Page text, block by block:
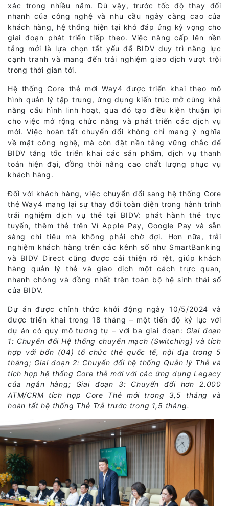
xác trong nhiều năm. Dù vậy, trước tốc độ thay đổi
nhanh của công nghệ và nhu cầu ngày càng cao của
khách hàng, hệ thống hiện tại khó đáp ứng kỳ vọng cho
giai đoạn phát triển tiếp theo. Việc nâng cấp lên nền
tảng mới là lựa chọn tất yếu để BIDV duy trì năng lực
cạnh tranh và mang đến trải nghiệm giao dịch vượt trội
trong thời gian tới.
Hệ thống Core thẻ mới Way4 được triển khai theo mô
hình quản lý tập trung, ứng dụng kiến trúc mở cùng khả
năng cấu hình linh hoạt, qua đó tạo điều kiện thuận lợi
cho việc mở rộng chức năng và phát triển các dịch vụ
mới. Việc hoàn tất chuyển đổi không chỉ mang ý nghĩa
về mặt công nghệ, mà còn đặt nền tảng vững chắc để
BIDV tăng tốc triển khai các sản phẩm, dịch vụ thanh
toán hiện đại, đồng thời nâng cao chất lượng phục vụ
khách hàng.
Đối với khách hàng, việc chuyển đổi sang hệ thống Core
thẻ Way4 mang lại sự thay đổi toàn diện trong hành trình
trải nghiệm dịch vụ thẻ tại BIDV: phát hành thẻ trực
tuyến, thêm thẻ trên Ví Apple Pay, Google Pay và sẵn
sàng chi tiêu mà không phải chờ đợi. Hơn nữa, trải
nghiệm khách hàng trên các kênh số như SmartBanking
và BIDV Direct cũng được cải thiện rõ rệt, giúp khách
hàng quản lý thẻ và giao dịch một cách trực quan,
nhanh chóng và đồng nhất trên toàn bộ hệ sinh thái số
của BIDV.
Dự án được chính thức khởi động ngày 10/5/2024 và
được triển khai trong 18 tháng – một tiến độ kỷ lục với
dự án có quy mô tương tự – với ba giai đoạn: Giai đoạn
1: Chuyển đổi Hệ thống chuyển mạch (Switching) và tích
hợp với bốn (04) tổ chức thẻ quốc tế, nội địa trong 5
tháng; Giai đoạn 2: Chuyển đổi hệ thống Quản lý Thẻ và
tích hợp hệ thống Core thẻ mới với các ứng dụng Legacy
của ngân hàng; Giai đoạn 3: Chuyển đổi hơn 2.000
ATM/CRM tích hợp Core Thẻ mới trong 3,5 tháng và
hoàn tất hệ thống Thẻ Trả trước trong 1,5 tháng.